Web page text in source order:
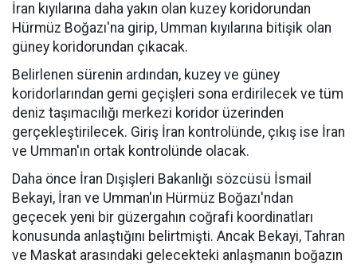
İran kıyılarına daha yakın olan kuzey koridorundan
Hürmüz Boğazı'na girip, Umman kıyılarına bitişik olan
güney koridorundan çıkacak.
Belirlenen sürenin ardından, kuzey ve güney
koridorlarından gemi geçişleri sona erdirilecek ve tüm
deniz taşımacılığı merkezi koridor üzerinden
gerçekleştirilecek. Giriş İran kontrolünde, çıkış ise İran
ve Umman'ın ortak kontrolünde olacak.
Daha önce İran Dışişleri Bakanlığı sözcüsü İsmail
Bekayi, İran ve Umman'ın Hürmüz Boğazı'ndan
geçecek yeni bir güzergahın coğrafi koordinatları
konusunda anlaştığını belirtmişti. Ancak Bekayi, Tahran
ve Maskat arasındaki gelecekteki anlaşmanın boğazın